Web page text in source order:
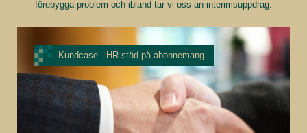
förebygga problem och ibland tar vi oss an interimsuppdrag.
Kundcase - HR-stöd på abonnemang